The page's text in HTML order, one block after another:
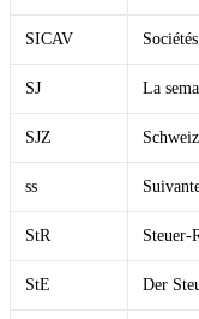
SICAV
SJ La
SJZ
ss
StR Steuer-
StE Der